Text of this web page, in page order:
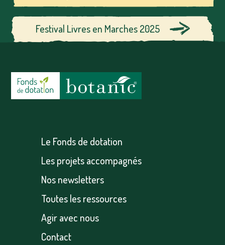
Festival Livres en Marches 2025
Le Fonds de dotation
Les projets accompagnés
Nos newsletters
Toutes les ressources
Agir avec nous
Contact